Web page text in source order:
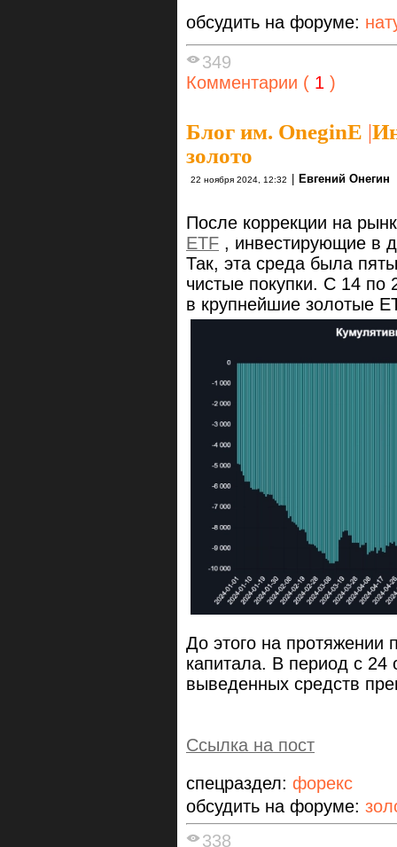
обсудить на форуме:
349
Комментарии ( 1 )
Блог им. OneginE |
золото
22 ноября 2024, 12:32 Евгений Онегин
После коррекции на
ETF , инвестирующие в
Так, эта среда была
чистые покупки. С 14 по
в крупнейшие золотые
До этого на протяжении
капитала. В период с 24
выведенных средств
Ссылка на пост
спецраздел: форекс
обсудить на форуме:
338